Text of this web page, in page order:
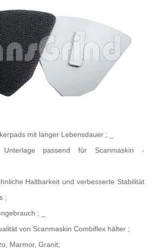
mit langer Lebensdauer ;
Unterlage passend für Scanmaskin
-
Haltbarkeit und verbesserte Stabilität
;
;
von Scanmaskin Combiflex hälter ;
Marmor, Granit;